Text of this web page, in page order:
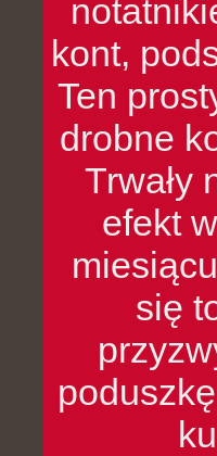
kont,
Ten
drobne
Trwały
efekt
się